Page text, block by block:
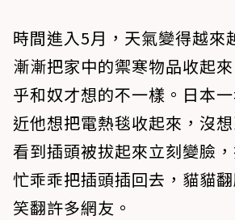
時間進入5月，天氣變得越來
漸漸把家中的禦寒物品收起
乎和奴才想的不一樣。日本
近他想把電熱毯收起來，沒
看到插頭被拔起來立刻變臉
忙乖乖把插頭插回去，貓貓
笑翻許多網友。